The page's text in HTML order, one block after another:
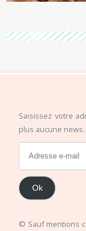
Saisissez votre
plus aucune news.
Ok
© Sauf mentions